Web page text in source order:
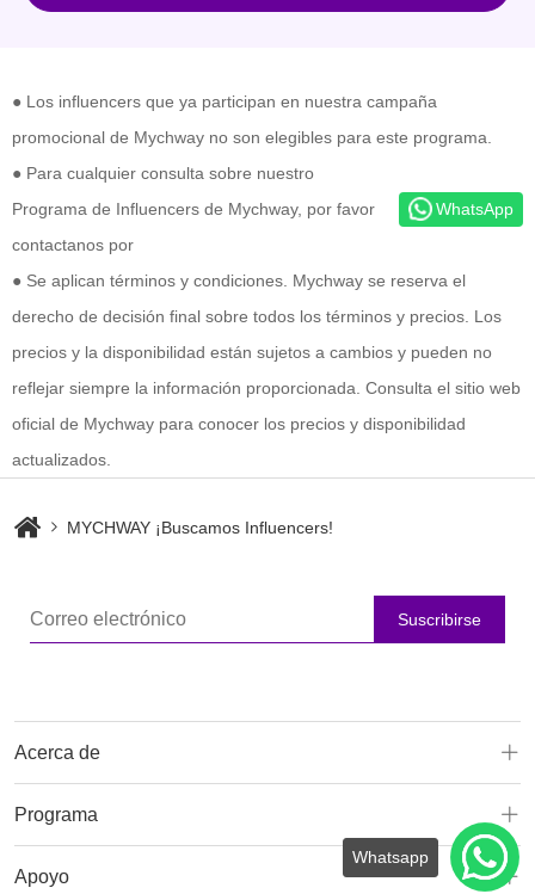
● Los influencers que ya participan en nuestra campaña
promocional de Mychway no son elegibles para este programa.
● Para cualquier consulta sobre nuestro
Programa de Influencers de Mychway, por favor
contactanos por
WhatsApp
● Se aplican términos y condiciones. Mychway se reserva el
derecho de decisión final sobre todos los términos y precios. Los
precios y la disponibilidad están sujetos a cambios y pueden no
reflejar siempre la información proporcionada. Consulta el sitio web
oficial de Mychway para conocer los precios y disponibilidad
actualizados.
MYCHWAY ¡Buscamos Influencers!
Suscribirse
Acerca de
Programa
Apoyo